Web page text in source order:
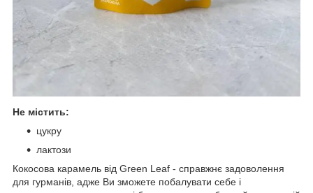
Не містить:
цукру
лактози
Кокосова карамель від Green Leaf - справжнє задоволення
для гурманів, адже Ви зможете побалувати себе і